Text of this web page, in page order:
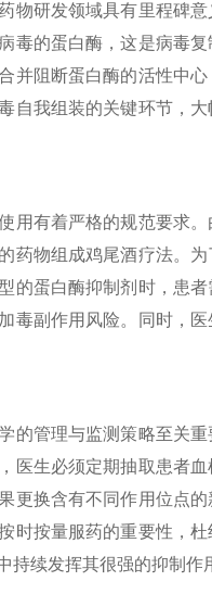
物研发领域具有里程碑
毒的蛋白酶，这是病毒
并阻断蛋白酶的活性中
自我组装的关键环节，
有着严格的规范要求。
药物组 成鸡尾酒疗法。
的蛋白酶抑制剂时，患
毒副作用风险。同时，
管理与监测策略至关重
医生必须定期抽取患者
更换含有不同作用位点
时按量服药的重要性，
持续发挥其很强的抑制作